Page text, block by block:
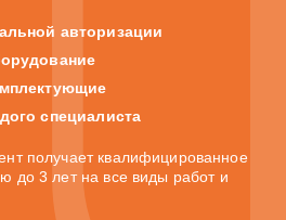
авторизации
специалиста
получает квалифицированное
до 3 лет на все виды работ и